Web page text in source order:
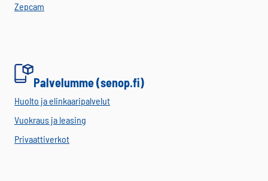
Zepcam
Palvelumme (senop.fi)
Huolto ja elinkaaripalvelut
Vuokraus ja leasing
Privaattiverkot